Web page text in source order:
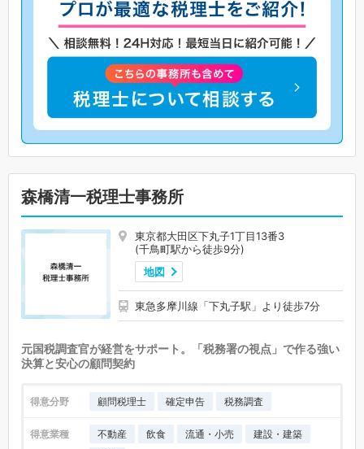
森橋清一税理士事務所
東京都大田区下丸子1丁目13番3
(千鳥町駅から徒歩9分)
地図
東急多摩川線「下丸子駅」より徒歩7分
元国税調査官が経営をサポート。「税務署の視点」で作る強い
決算と安心の顧問契約
得意分野 顧問税理士 確定申告 税務調査
得意業種 不動産 飲食 流通・小売
建設・建築